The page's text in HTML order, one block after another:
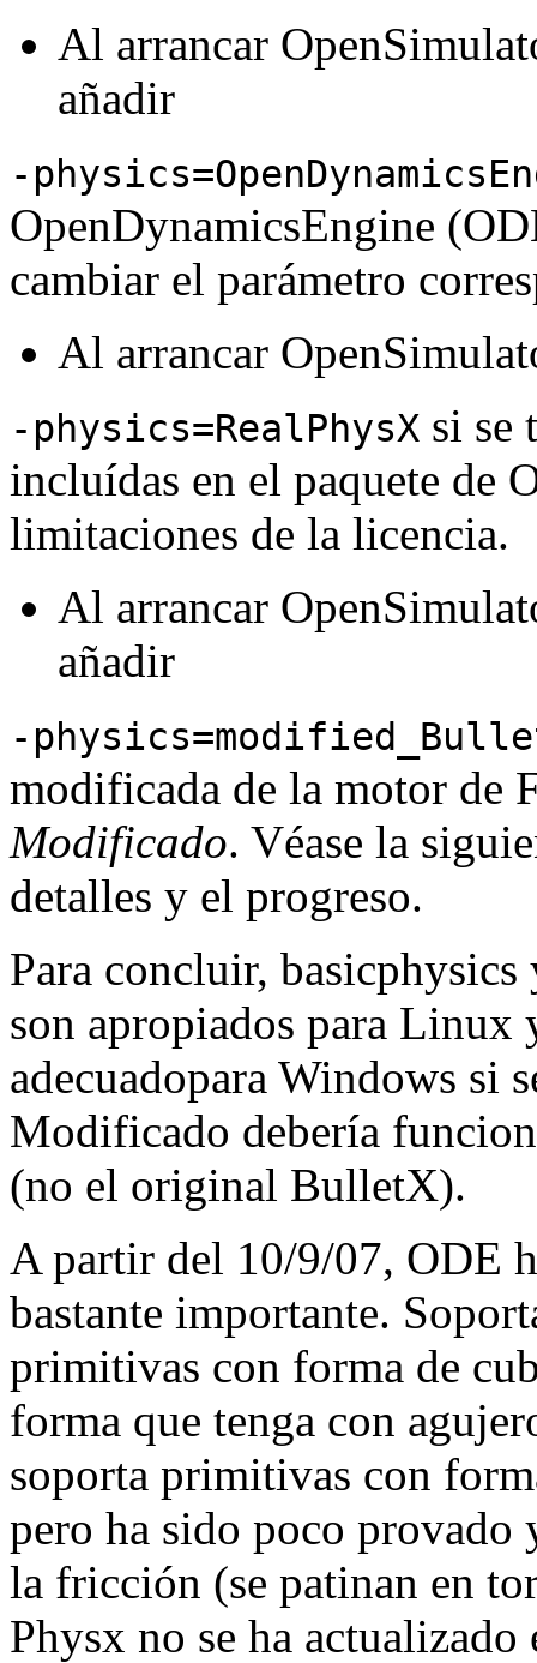
Al arrancar
añadir
-
OpenDynamicsEngine
cambiar el parámetro
Al arrancar
-physics=RealPhysX si se
incluídas en el paquete de
limitaciones de la licencia.
Al arrancar
añadir
-
modificada de la motor de
Modificado. Véase la
detalles y el progreso.
Para concluir,
son apropiados para Linux
adecuadopara Windows si
Modificado debería
(no el original BulletX).
A partir del 10/9/07, ODE
bastante importante.
primitivas con forma de
forma que tenga con
soporta primitivas con
pero ha sido poco provado
la fricción (se patinan en
Physx no se ha